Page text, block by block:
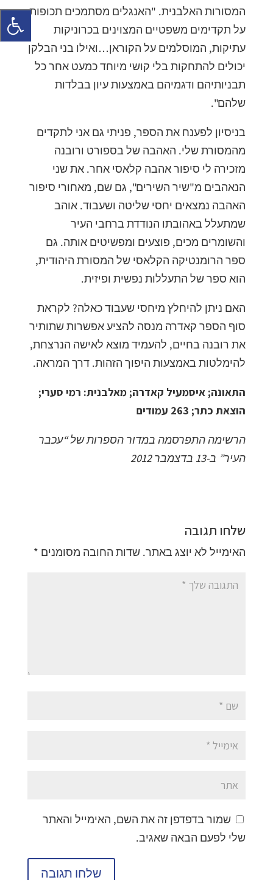
המסורות האלבנית. "האנגלים מסתמכים תכופות
על תקדימים משפטיים המצוינים בכרוניקות
עתיקות, המוסלמים על הקוראן…ואילו בני הבלקן
יכולים להתחקות בלי קושי מיוחד כמעט אחר כל
תבניותיהם ודגמיהם באמצעות עיון בבלדות
שלהם".
בניסיון לפענח את הספר, פניתי גם אני לתקדים
מהמסורת שלי. האהבה של בספורט ורובנה
מזכירה לי סיפור אהבה קלאסי אחר. את שני
הנאהבים מ"שיר השירים", גם שם, מאחורי סיפור
האהבה נמצאים יחסי שליטה ושעבוד. אוהב
שמתעלל באהובתו הנודדת ברחבי העיר
והשומרים מכים, פוצעים ומפשיטים אותה. גם
ספר הרומנטיקה הקלאסי של המסורת היהודית,
הוא ספר של התעללות נפשית ופיזית.
האם ניתן להיחלץ מיחסי שעבוד כאלה? לקראת
סוף הספר קאדרה מנסה להציע אפשרות שתותיר
את רובנה בחיים, להעמיד מוצא לאישה הנרצחת,
להימלטות באמצעות היפוך הזהות. דרך המראה.
התאונה; איסמעיל קאדרה; מאלבנית: רמי סערי;
הוצאת כתר; 263 עמודים
הרשימה התפרסמה במדור הספרות של “עכבר
העיר” ב-13 בדצמבר 2012
שלחו תגובה
האימייל לא יוצג באתר. שדות החובה מסומנים *
שמור בדפדפן זה את השם, האימייל והאתר
שלי לפעם הבאה שאגיב.